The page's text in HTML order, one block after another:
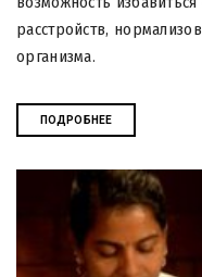
расстройств,
организма.
ПОДРОБНЕЕ